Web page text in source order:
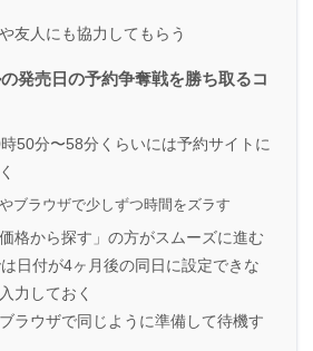
友人にも協力してもらう
発売日の予約争奪戦を勝ち取るコ
時50分〜58分くらいには予約サイトに
やブラウザで少しずつ時間をズラす
格から探す」の方がスムーズに進む
日付が4ヶ月後の同日に設定できな
力しておく
ラウザで同じように準備して待機す